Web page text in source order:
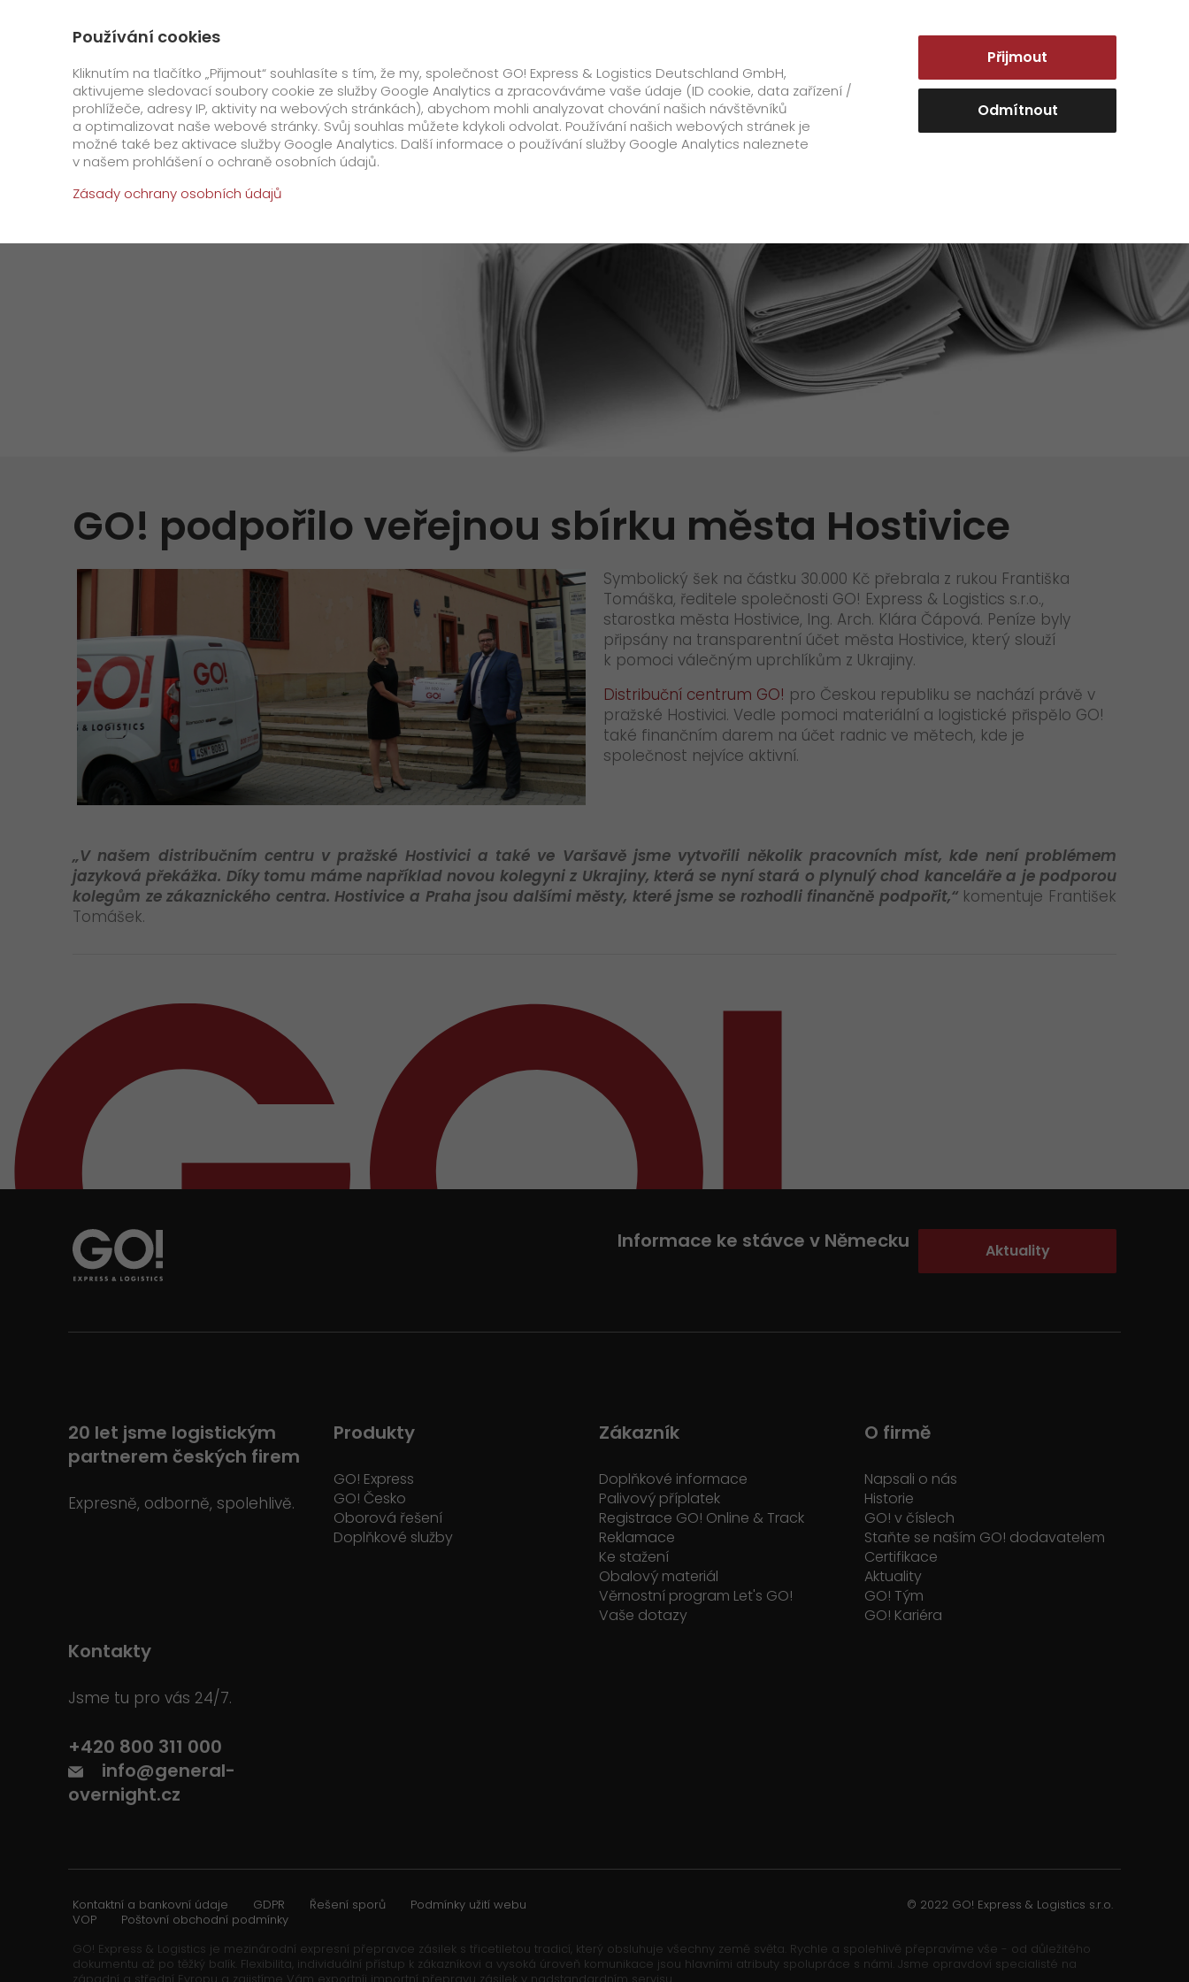
Objednat a sledovat
GO! Express GO! Česko Oborová řešení Doplňkové služby
Speciální požadavky Zákazník
Palivový příplatek
Registrace GO! Online & Track
Reklamace
Ke stažení
Obalový materiál
Standardní obaly
>
Věrnostní program Let's GO!
Historie
GO! v číslech
Staňte se naším GO! dodavatelem
Certifikace
Team Leader
>
Úvod O firmě Aktuality GO! podpořilo sbírku města Hostivice
GO! podpořilo veřejnou sbírku města Hostivice
Symbolický šek na částku 30.000 Kč přebrala z rukou Františka
Tomáška, ředitele společnosti GO! Express & Logistics s.r.o.,
starostka města Hostivice, Ing. Arch. Klára Čápová. Peníze byly
připsány na transparentní účet města Hostivice, který slouží
k pomoci válečným uprchlíkům z Ukrajiny.
Distribuční centrum GO! pro Českou republiku se nachází právě v
pražské Hostivici. Vedle pomoci materiální a logistické přispělo GO!
také finančním darem na účet radnic ve mětech, kde je
společnost nejvíce aktivní.
„V našem distribučním centru v pražské Hostivici a také ve Varšavě jsme vytvořili několik pracovních míst, kde není problémem
jazyková překážka. Díky tomu máme například novou kolegyni z Ukrajiny, která se nyní stará o plynulý chod kanceláře a je podporou
kolegům ze zákaznického centra. Hostivice a Praha jsou dalšími městy, které jsme se rozhodli finančně podpořit,“komentuje František
Tomášek.
Informace ke stávce v Německu Aktuality
20 let jsme logistickým
partnerem českých firem
Expresně, odborně, spolehlivě.
Produkty
GO! Express
GO! Česko
Oborová řešení
Doplňkové služby
Zákazník
Doplňkové informace
Palivový příplatek
Registrace GO! Online & Track
Reklamace
Ke stažení
Obalový materiál
Věrnostní program Let's GO!
Vaše dotazy
O firmě
Napsali o nás
Historie
GO! v číslech
Staňte se naším GO! dodavatelem
Certifikace
Aktuality
GO! Tým
GO! Kariéra
Kontakty
Jsme tu pro vás 24/7.
+420 800 311 000
info@general-
overnight.cz
Kontaktní a bankovní údaje GDPR Řešení sporů
Podmínky užití webu
VOP
Poštovní obchodní podmínky
GO! Express & Logistics je mezinárodní expresní přepravce zásilek s třicetiletou tradicí, který obsluhuje všechny země světa. Rychle a spolehlivě přepravíme vše - od důležitého
dokumentu až po těžký balík. Flexibilita, individuální přístup k zákazníkovi a vysoká úroveň komunikace jsou hlavními atributy spolupráce s námi. Jsme opravdoví specialisté na
© 2022 GO! Express & Logistics s.r.o.
Používání cookies
Kliknutím na tlačítko „Přijmout“ souhlasíte s tím, že my, společnost GO! Express & Logistics Deutschland GmbH,
aktivujeme sledovací soubory cookie ze služby Google Analytics a zpracováváme vaše údaje (ID cookie, data zařízení /
prohlížeče, adresy IP, aktivity na webových stránkách), abychom mohli analyzovat chování našich návštěvníků
a optimalizovat naše webové stránky. Svůj souhlas můžete kdykoli odvolat. Používání našich webových stránek je
možné také bez aktivace služby Google Analytics. Další informace o používání služby Google Analytics naleznete
v našem prohlášení o ochraně osobních údajů.
Zásady ochrany osobních údajů
Přijmout
Odmítnout